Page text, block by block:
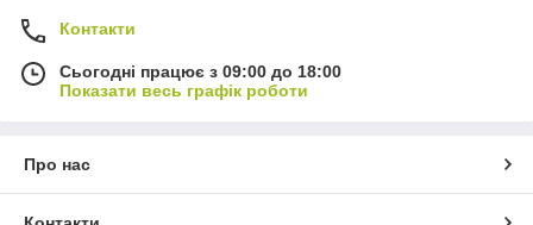
Контакти
Сьогодні працює з 09:00 до 18:00
Показати весь графік роботи
Про нас